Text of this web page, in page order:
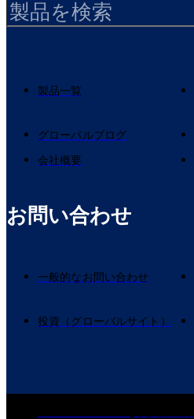
製品一覧
グローバルブログ
会社概要
お問い合わせ
一般的なお問い合わせ
投資（グローバルサイト）